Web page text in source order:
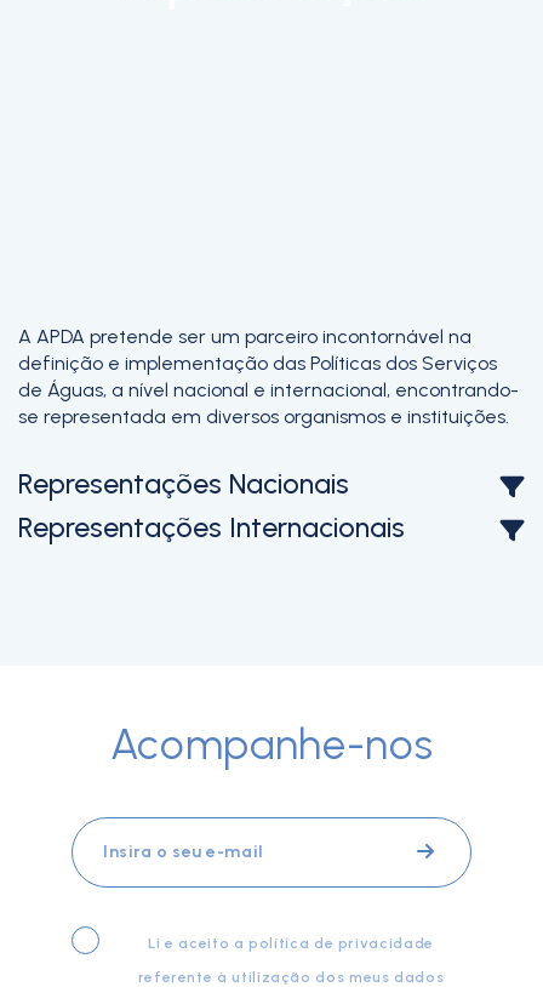
A APDA pretende ser um parceiro incontornável na
definição e implementação das Políticas dos Serviços
de Águas, a nível nacional e internacional, encontrando-
se representada em diversos organismos e instituições.
Representações Nacionais
Representações Internacionais
Acompanhe-nos
Li e aceito a política de privacidade
referente à utilização dos meus dados